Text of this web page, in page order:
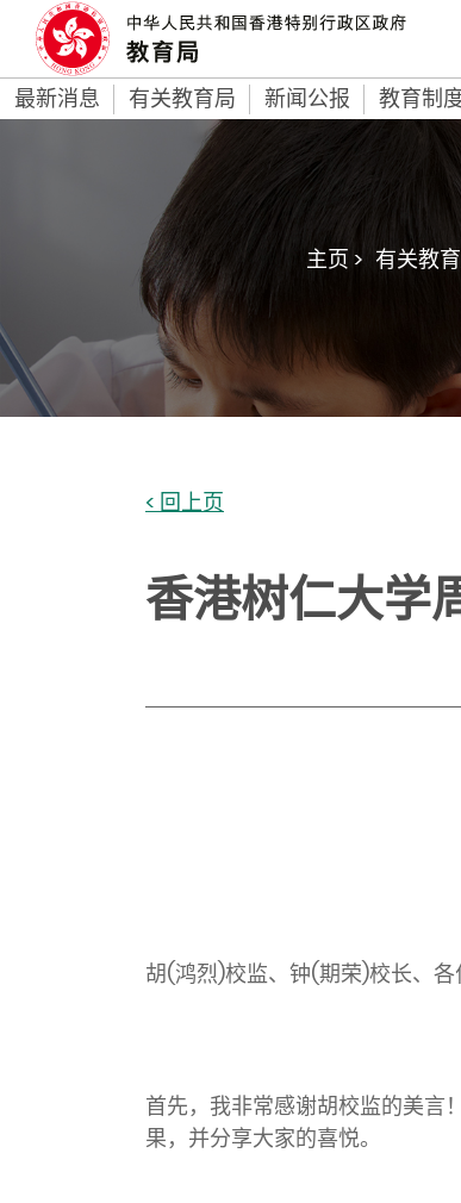
最新消息 有关教育局 新闻公报 教育制
主页 > 有关教
< 回上页
香港树仁大学
胡(鸿烈)校监、钟(期荣)校长、各
首先，我非常感谢胡校监的美言
果，并分享大家的喜悦。